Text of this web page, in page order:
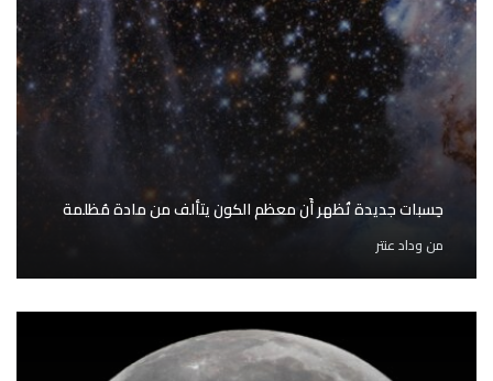
حِسبات جديدة تُظهر أَن معظم الكون يتألف من مادة مُظلمة
من وداد عنتر